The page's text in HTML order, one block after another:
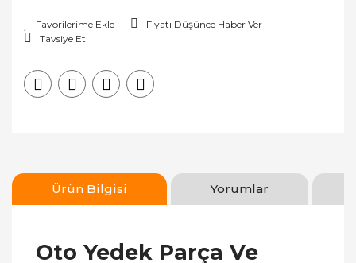
Fiyatı Düşünce Haber Ver
Tavsiye Et
Ürün Bilgisi Yorumlar
Oto Yedek Parça Ve